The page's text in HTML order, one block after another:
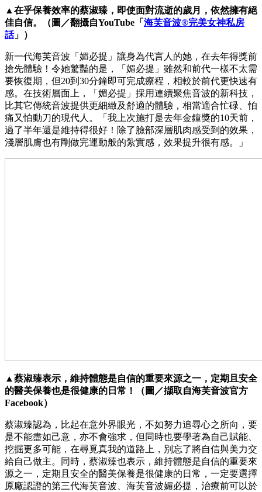
▲在乎保養效率的蔡淑臻，即使面對流逝的歲月，依然擁有絕
佳自信。（圖／翻攝自YouTube「 海芙音波®完美女神私房
話」）
新一代海芙音波「媚必提」讓身為代言人的她，在去年得獎前
搶先體驗！令她驚豔的是，「媚必提」雖然和前代一樣不太需
要恢復期，但20到30分鐘即可完成療程，相較於前代更快速有
感。在技術層面上，「媚必提」採用連續聚焦音波的新科技，
比其它傳統音波提供更細緻及舒適的體驗，相當適合忙碌、怕
痛又怕動刀的現代人。「我上次施打是去年金鐘獎的10天前，
過了半年還是維持得很好！除了臉部深層肌肉感受到的效果，
淺層肌膚也有剛做完運動般的紮實感，效果提升很有感。」
▲蔡淑臻表示，維持體態是自信的重要來源之一，定期且安全
的醫美保養也是很健康的日常！（圖／擷取自海芙音波官方
Facebook）
蔡淑臻認為，比起在意外界眼光，不如努力追尋心之所向，要
是不能盡如己意，亦不會強求，但同時也要學著為自己賦能、
挖掘更多可能，在尋覓真我的道路上，別忘了將自信與美力交
給自己做主。同時，蔡淑臻也表示，維持體態是自信的重要來
源之一，定期且安全的醫美保養是很健康的日常，一定要選擇
原廠認證的第三代海芙音波、海芙音波媚必提，治療前可以於